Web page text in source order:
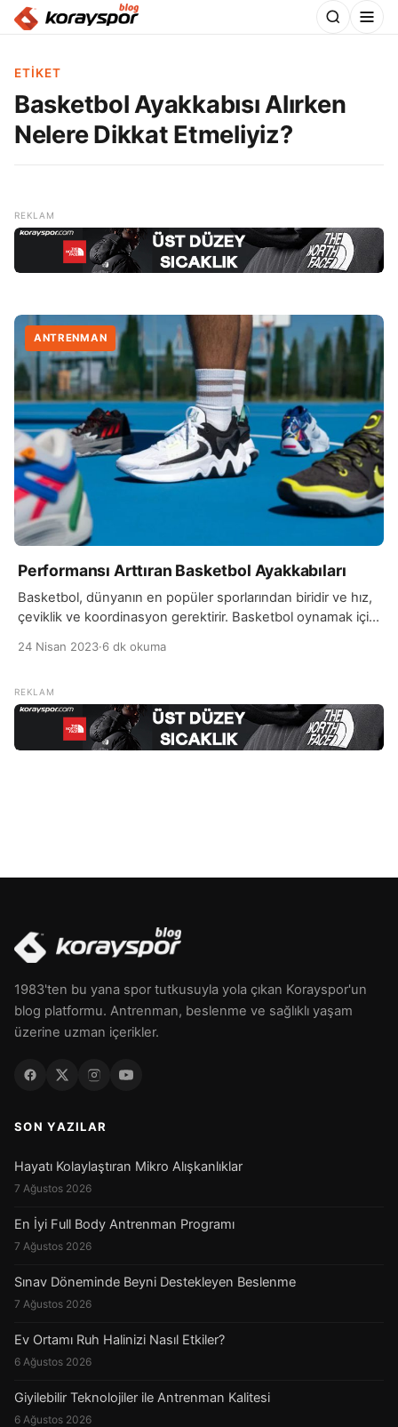
ETIKET
Basketbol Ayakkabısı Alırken
Nelere Dikkat Etmeliyiz?
ANTRENMAN
Performansı Arttıran Basketbol Ayakkabıları
Basketbol, dünyanın en popüler sporlarından biridir ve hız,
çeviklik ve koordinasyon gerektirir. Basketbol oynamak için
sırasında ayakların sağlam bir şekilde yerde durmasını
sağlayacak şekilde tasarlanmıştır. Basketbol ayakkabıları,
konfor ve destek sağlamak için özel olarak tasarlanmıştır.
Bu […]
24 Nisan 2023·6 dk okuma
1983'ten bu yana spor tutkusuyla yola çıkan Korayspor'un
blog platformu. Antrenman, beslenme ve sağlıklı yaşam
üzerine uzman içerikler.
SON YAZILAR
Hayatı Kolaylaştıran Mikro Alışkanlıklar
7 Ağustos 2026
En İyi Full Body Antrenman Programı
7 Ağustos 2026
Sınav Döneminde Beyni Destekleyen Beslenme
7 Ağustos 2026
Ev Ortamı Ruh Halinizi Nasıl Etkiler?
6 Ağustos 2026
Giyilebilir Teknolojiler ile Antrenman Kalitesi
6 Ağustos 2026